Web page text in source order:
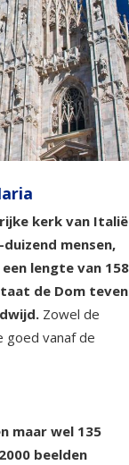
kerk van Italië
mensen,
lengte van 158
de Dom
Zowel de
goed vanaf de
maar wel 135
beelden